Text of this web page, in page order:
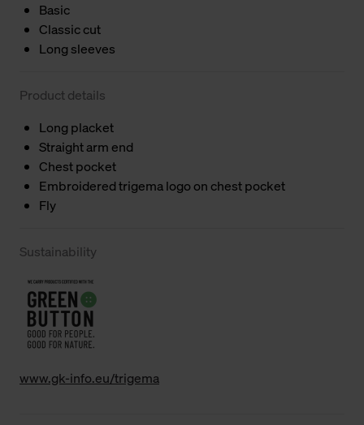
Basic
Classic cut
Long sleeves
Product details
Long placket
Straight arm end
Chest pocket
Embroidered trigema logo on chest pocket
Fly
Sustainability
www.gk-info.eu/trigema